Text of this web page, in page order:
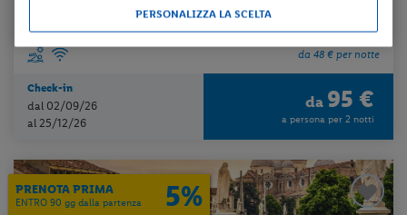
pernottamento e colazione + utilizzo della piscina scoperta
da 48 € per notte
Check-in
dal 02/09/26
al 25/12/26
da 95 €
a persona per 2 notti
PRENOTA PRIMA
ENTRO 90 gg dalla partenza 5%
PERSONALIZZA LA SCELTA